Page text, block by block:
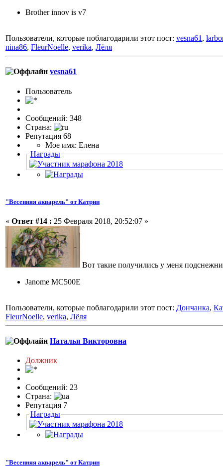
Brother innov is v7
Пользователи, которые поблагодарили этот пост: vesna61 ,
nina86, FleurNoelle, verika, Лёля
vesna61
Пользовaтeль
Сообщений: 348
Страна:
Репутация 68
Мое имя: Елена
Награды
"Весенняя акварель" от Катрин
« Ответ #14 : 25 Февраля 2018, 20:52:07 »
Вот такие получились у меня
Janome MC500E
Пользователи, которые поблагодарили этот пост: Дончанка,
FleurNoelle, verika, Лёля
Наталья Викторовна
Должник
Сообщений: 23
Страна:
Репутация 7
Награды
"Весенняя акварель" от Катрин